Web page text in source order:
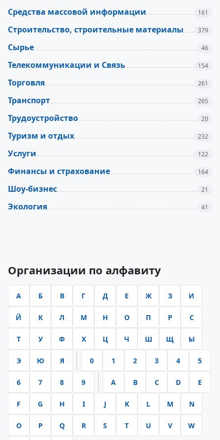
Средства массовой информации 161
Строительство, строительные материалы 379
Сырье 46
Телекоммуникации и Связь 154
Торговля 261
Транспорт 265
Трудоустройство 20
Туризм и отдых 232
Услуги 122
Финансы и страхование 164
Шоу-бизнес 21
Экология 41
Организации по алфавиту
А Б В Г Д Е Ж З И
Й К Л М Н О П Р С
Т У Ф Х Ц Ч Ш Щ Ы
Э Ю Я 0 1 2 3 4 5
6 7 8 9 A B C D E
F G H I J K L M N
O P Q R S T U V W